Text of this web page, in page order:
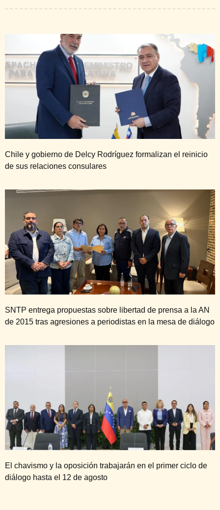
Chile y gobierno de Delcy Rodríguez formalizan el reinicio
de sus relaciones consulares
SNTP entrega propuestas sobre libertad de prensa a la AN
de 2015 tras agresiones a periodistas en la mesa de diálogo
El chavismo y la oposición trabajarán en el primer ciclo de
diálogo hasta el 12 de agosto